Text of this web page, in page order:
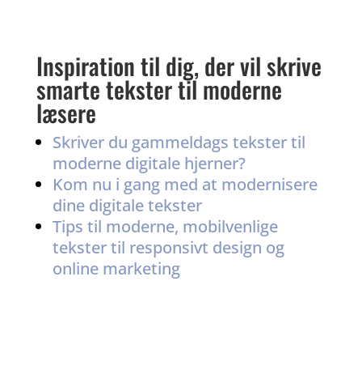
Inspiration til dig, der vil skrive
smarte tekster til moderne
læsere
Skriver du gammeldags tekster til
moderne digitale hjerner?
Kom nu i gang med at modernisere
dine digitale tekster
Tips til moderne, mobilvenlige
tekster til responsivt design og
online marketing